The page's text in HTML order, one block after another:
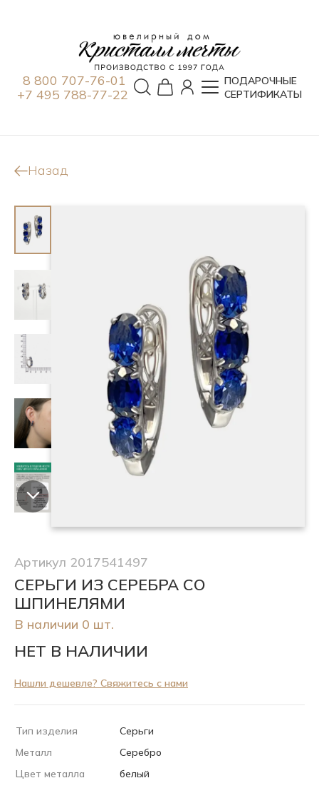
8 800 707-76-01
+7 495 788-77-22
ПОДАРОЧНЫЕ
СЕРТИФИКАТЫ
Назад
Артикул 2017541497
СЕРЬГИ ИЗ СЕРЕБРА СО
ШПИНЕЛЯМИ
В наличии 0 шт.
НЕТ В НАЛИЧИИ
Нашли дешевле? Свяжитесь с нами
Тип изделия
Серьги
Металл
Серебро
Цвет металла
белый